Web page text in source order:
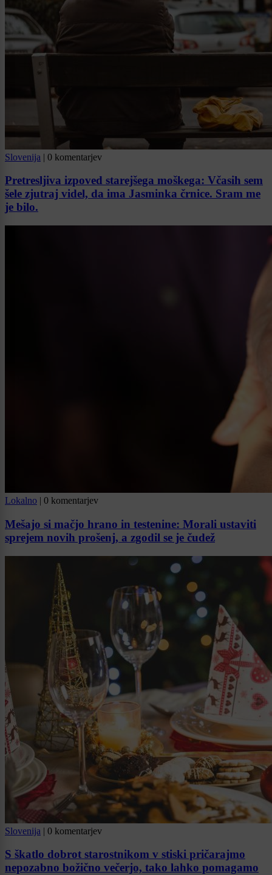
Slovenija | 0 komentarjev
Pretresljiva izpoved starejšega moškega: Včasih sem
šele zjutraj videl, da ima Jasminka črnice. Sram me
je bilo.
Lokalno | 0 komentarjev
Mešajo si mačjo hrano in testenine: Morali ustaviti
sprejem novih prošenj, a zgodil se je čudež
Slovenija | 0 komentarjev
S škatlo dobrot starostnikom v stiski pričarajmo
nepozabno božično večerjo, tako lahko pomagamo